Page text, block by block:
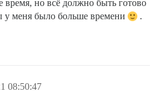
время, но всё должно быть готово
у меня было больше времени
.
08:50:47